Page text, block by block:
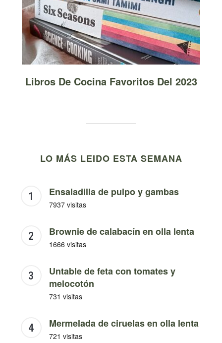
Libros De Cocina Favoritos Del 2023
LO MÁS LEIDO ESTA SEMANA
Ensaladilla de pulpo y gambas
7937 visitas
Brownie de calabacín en olla lenta
1666 visitas
Untable de feta con tomates y
melocotón
731 visitas
Mermelada de ciruelas en olla lenta
721 visitas